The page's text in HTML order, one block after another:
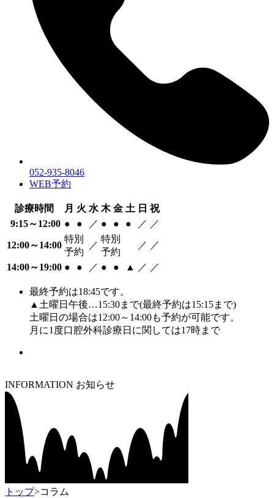
052-935-8046
WEB予約
診療時間 月 火 水 木 金 土 日 祝
9:15～12:00 ● ● ／ ● ● ● ／ ／
12:00～14:00
特別
予約
／
特別
予約
／ ／
14:00～19:00 ● ● ／ ● ● ▲ ／ ／
最終予約は18:45です。
▲土曜日午後…15:30まで(最終予約は15:15まで)
土曜日の場合は12:00～14:00も予約が可能です。
月に1度口腔外科診療日に関しては17時まで
INFORMATION お知らせ
トップ>コラム